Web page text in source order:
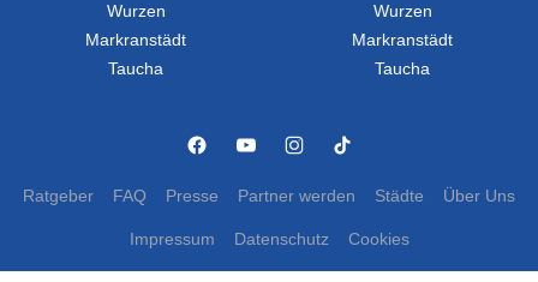
Wurzen
Markranstädt
Taucha
Wurzen
Markranstädt
Taucha
Ratgeber FAQ Presse Partner werden Städte Über Uns
Impressum Datenschutz Cookies